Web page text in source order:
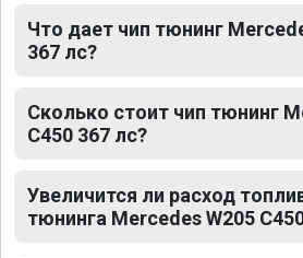
Что дает чип тюнинг
367 лс?
Сколько стоит чип тюнинг
C450 367 лс?
Увеличится ли расход
тюнинга Mercedes W205